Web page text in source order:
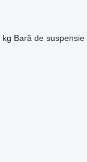
kg Bară de suspensie